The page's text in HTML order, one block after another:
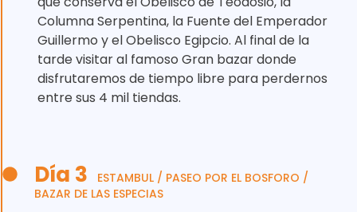
Columna Serpentina, la Fuente del Emperador
Guillermo y el Obelisco Egipcio. Al final de la
tarde visitar al famoso Gran bazar donde
disfrutaremos de tiempo libre para perdernos
entre sus 4 mil tiendas.
Día 3
ESTAMBUL / PASEO POR EL BOSFORO /
BAZAR DE LAS ESPECIAS